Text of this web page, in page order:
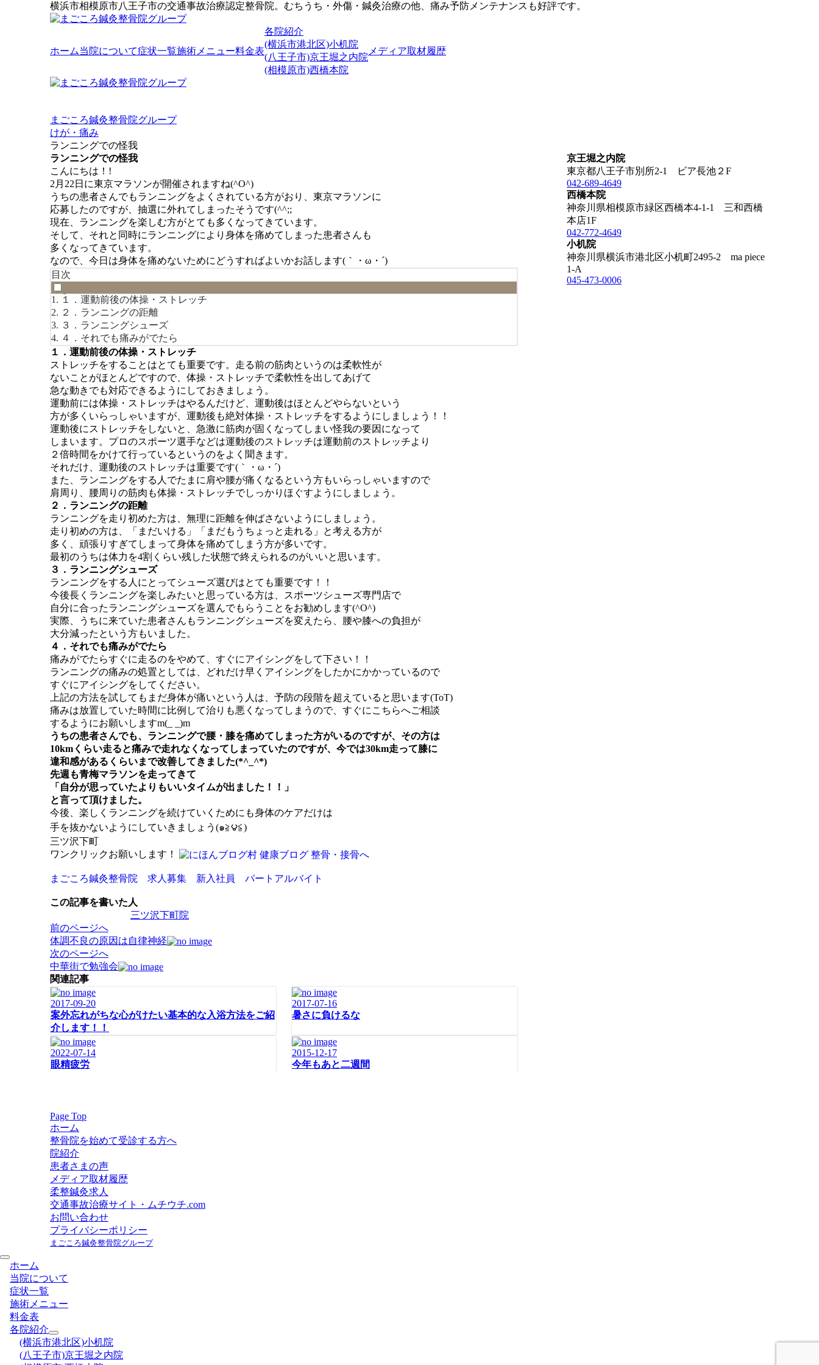
横浜市相模原市八王子市の交通事故治療認定整骨院。むちうち・外傷・鍼灸治療の他、痛み予防メンテナンスも好評です。
ホーム当院について症状一覧施術メニュー料金表
各院紹介
(横浜市港北区)小机院
(八王子市)京王堀之内院
(相模原市)西橋本院
メディア取材履歴
まごころ鍼灸整骨院グループ
けが・痛み
ランニングでの怪我
ランニングでの怪我
こんにちは！!
2月22日に東京マラソンが開催されますね(^O^)
うちの患者さんでもランニングをよくされている方がおり、東京マラソンに
応募したのですが、抽選に外れてしまったそうです(^^;;
現在、ランニングを楽しむ方がとても多くなってきています。
そして、それと同時にランニングにより身体を痛めてしまった患者さんも
多くなってきています。
なので、今日は身体を痛めないためにどうすればよいかお話します(｀・ω・´)
目次
１．運動前後の体操・ストレッチ
２．ランニングの距離
３．ランニングシューズ
４．それでも痛みがでたら
１．運動前後の体操・ストレッチ
ストレッチをすることはとても重要です。走る前の筋肉というのは柔軟性が
ないことがほとんどですので、体操・ストレッチで柔軟性を出してあげて
急な動きでも対応できるようにしておきましょう。
運動前には体操・ストレッチはやるんだけど、運動後はほとんどやらないという
方が多くいらっしゃいますが、運動後も絶対体操・ストレッチをするようにしましょう！！
運動後にストレッチをしないと、急激に筋肉が固くなってしまい怪我の要因になって
しまいます。プロのスポーツ選手などは運動後のストレッチは運動前のストレッチより
２倍時間をかけて行っているというのをよく聞きます。
それだけ、運動後のストレッチは重要です(｀・ω・´)
また、ランニングをする人でたまに肩や腰が痛くなるという方もいらっしゃいますので
肩周り、腰周りの筋肉も体操・ストレッチでしっかりほぐすようにしましょう。
２．ランニングの距離
ランニングを走り初めた方は、無理に距離を伸ばさないようにしましょう。
走り初めの方は、「まだいける」「まだもうちょっと走れる」と考える方が
多く、頑張りすぎてしまって身体を痛めてしまう方が多いです。
最初のうちは体力を4割くらい残した状態で終えられるのがいいと思います。
３．ランニングシューズ
ランニングをする人にとってシューズ選びはとても重要です！！
今後長くランニングを楽しみたいと思っている方は、スポーツシューズ専門店で
自分に合ったランニングシューズを選んでもらうことをお勧めします(^O^)
実際、うちに来ていた患者さんもランニングシューズを変えたら、腰や膝への負担が
大分減ったという方もいました。
４．それでも痛みがでたら
痛みがでたらすぐに走るのをやめて、すぐにアイシングをして下さい！！
ランニングの痛みの処置としては、どれだけ早くアイシングをしたかにかかっているので
すぐにアイシングをしてください。
上記の方法を試してもまだ身体が痛いという人は、予防の段階を超えていると思います(ToT)
痛みは放置していた時間に比例して治りも悪くなってしまうので、すぐにこちらへご相談
するようにお願いしますm(_ _)m
うちの患者さんでも、ランニングで腰・膝を痛めてしまった方がいるのですが、その方は
10kmくらい走ると痛みで走れなくなってしまっていたのですが、今では30km走って膝に
違和感があるくらいまで改善してきました(*^_^*)
先週も青梅マラソンを走ってきて
「自分が思っていたよりもいいタイムが出ました！！」
と言って頂けました。
今後、楽しくランニングを続けていくためにも身体のケアだけは
手を抜かないようにしていきましょう(๑≧౪≦)
三ツ沢下町
ワンクリックお願いします！
まごころ鍼灸整骨院 求人募集 新入社員 パートアルバイト
この記事を書いた人
三ツ沢下町院
投
稿
ナ
ビ
ゲ
ー
シ
ョ
ン
前のページへ
体調不良の原因は自律神経
次のページへ
中華街で勉強会
関連記事
2017-09-20
案外忘れがちな心がけたい基本的な入浴方法をご紹
介します！！
2017-07-16
暑さに負けるな
2022-07-14
眼精疲労
2015-12-17
今年もあと二週間
京王堀之内院
東京都八王子市別所2-1 ビア長池２F
042-689-4649
西橋本院
神奈川県相模原市緑区西橋本4-1-1 三和西橋
本店1F
042-772-4649
小机院
神奈川県横浜市港北区小机町2495-2 ma piece
1-A
045-473-0006
Page Top
ホーム
整骨院を始めて受診する方へ
院紹介
患者さまの声
メディア取材履歴
柔整鍼灸求人
交通事故治療サイト・ムチウチ.com
お問い合わせ
プライバシーポリシー
まごころ鍼灸整骨院グループ
ホーム
当院について
症状一覧
施術メニュー
料金表
各院紹介
(横浜市港北区)小机院
(八王子市)京王堀之内院